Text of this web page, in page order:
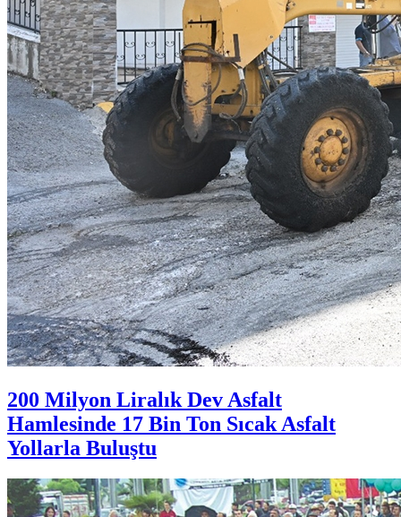
200 Milyon Liralık Dev Asfalt
Hamlesinde 17 Bin Ton Sıcak Asfalt
Yollarla Buluştu